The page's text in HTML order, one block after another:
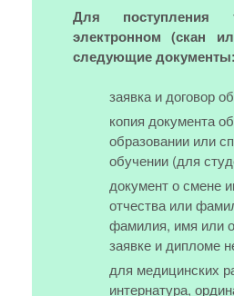
Для поступления
электронном (скан
следующие документы:
заявка и договор
копия документа об
образовании или
обучении (для
документ о смене
отчества или
фамилия, имя или
заявке и дипломе
для медицинских
интернатура,